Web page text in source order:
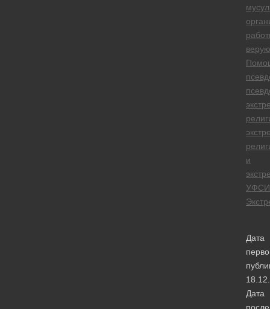
и
Дата
Дата